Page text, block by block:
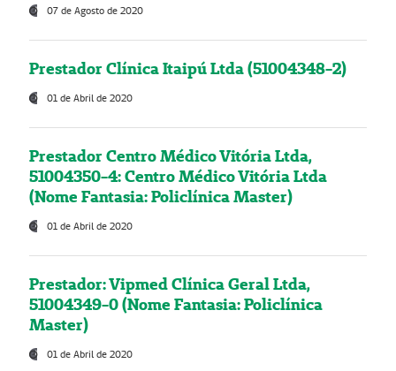
07 de Agosto de 2020
Prestador Clínica Itaipú Ltda (51004348-2)
01 de Abril de 2020
Prestador Centro Médico Vitória Ltda,
51004350-4: Centro Médico Vitória Ltda
(Nome Fantasia: Policlínica Master)
01 de Abril de 2020
Prestador: Vipmed Clínica Geral Ltda,
51004349-0 (Nome Fantasia: Policlínica
Master)
01 de Abril de 2020